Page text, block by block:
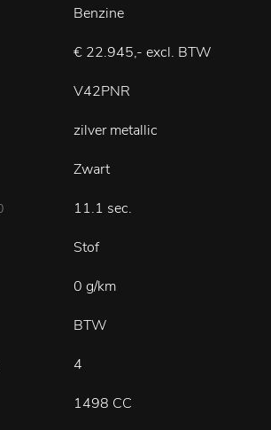
Benzine
€ 22.945,- excl. BTW
V42PNR
zilver metallic
Zwart
11.1 sec.
Stof
0 g/km
BTW
4
1498 CC